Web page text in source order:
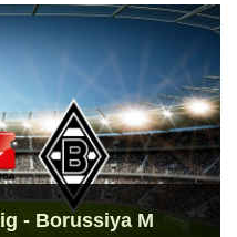
- Borussiya M